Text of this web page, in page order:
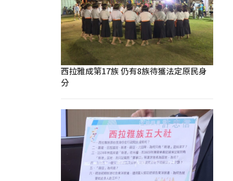
西拉雅成第17族 仍有8族待獲法定原民身
分